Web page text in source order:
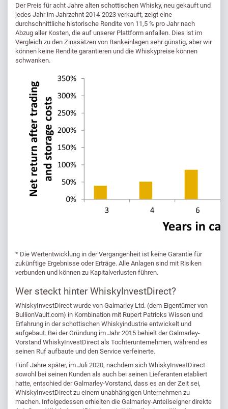
Der Preis für acht Jahre alten schottischen Whisky, neu gekauft und
jedes Jahr im Jahrzehnt 2014-2023 verkauft, zeigt eine
durchschnittliche historische Rendite von 11,5 % pro Jahr nach
Abzug aller Kosten, die auf unserer Plattform anfallen. Dies ist im
Vergleich zu den Zinssätzen von Bankeinlagen sehr günstig, aber wir
können keine Rendite garantieren und die Whiskypreise können
schwanken.
* Die Wertentwicklung in der Vergangenheit ist keine Garantie für
zukünftige Ergebnisse oder Erträge. Alle Anlagen sind mit Risiken
verbunden und können zu Kapitalverlusten führen.
Wer steckt hinter WhiskyInvestDirect?
WhiskyInvestDirect wurde von Galmarley Ltd. (dem Eigentümer von
BullionVault.com) in Kombination mit Rupert Patricks Wissen und
Erfahrung in der schottischen Whiskyindustrie entwickelt und
aufgebaut. Bei der Gründung im Jahr 2015 behielt der Galmarley-
Vorstand WhiskyInvestDirect als Tochterunternehmen, während es
seinen Ruf aufbaute und den Service verfeinerte.
Fünf Jahre später, im Juli 2020, nachdem sich WhiskyInvestDirect
sowohl bei seinen Kunden als auch bei seinen Lieferanten etabliert
hatte, entschied der Galmarley-Vorstand, dass es an der Zeit sei,
WhiskyInvestDirect zu einem unabhängigen Unternehmen zu
machen. Infolgedessen erhielten die Galmarley-Anteilseigner direkte